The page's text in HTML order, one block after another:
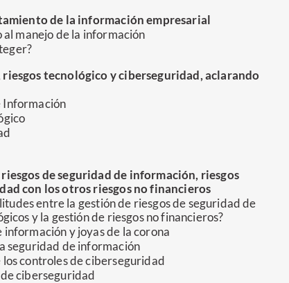
de la información empresarial
manejo de la información
tecnológico y ciberseguridad, aclarando
Información
de seguridad de información, riesgos
con los otros riesgos no financieros
entre la gestión de riesgos de seguridad de
y la gestión de riesgos no financieros?
y joyas de la corona
seguridad de información
controles de ciberseguridad
ciberseguridad